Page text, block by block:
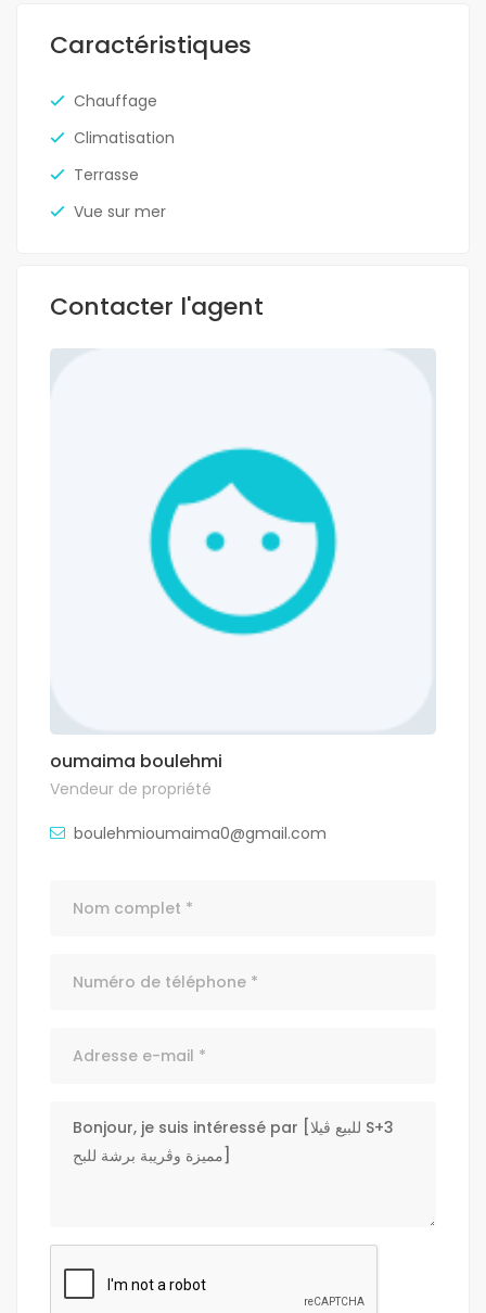
Caractéristiques
Chauffage
Climatisation
Terrasse
Vue sur mer
Contacter l'agent
oumaima boulehmi
Vendeur de propriété
boulehmioumaima0@gmail.com